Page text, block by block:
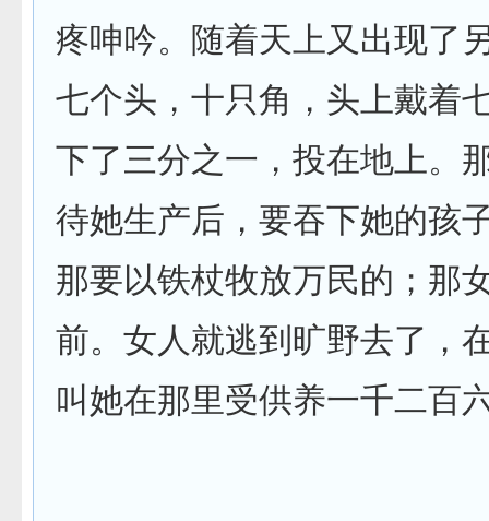
疼呻吟。随着天上又出现了
七个头，十只角，头上戴着
下了三分之一，投在地上。
待她生产后，要吞下她的孩
那要以铁杖牧放万民的；那
前。女人就逃到旷野去了，
叫她在那里受供养一千二百